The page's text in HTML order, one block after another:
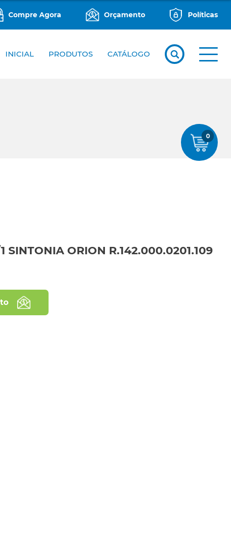
Compre Agora Orçamento Políticas
INICIAL PRODUTOS CATÁLOGO
0
SINTONIA ORION R.142.000.0201.109